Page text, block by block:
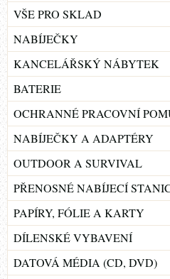
VŠE PRO SKLAD
NABÍJEČKY
KANCELÁŘSKÝ NÁBYTEK
BATERIE
OCHRANNÉ PRACOVNÍ
NABÍJEČKY A ADAPTÉRY
OUTDOOR A SURVIVAL
PŘENOSNÉ NABÍJECÍ
PAPÍRY, FÓLIE A KARTY
DÍLENSKÉ VYBAVENÍ
DATOVÁ MÉDIA (CD, DVD)